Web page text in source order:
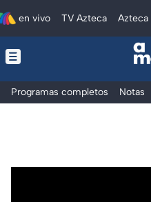
en vivo TV Azteca Azteca
Programas completos Notas